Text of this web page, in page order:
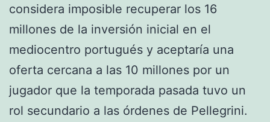
considera imposible recuperar los 16
millones de la inversión inicial en el
mediocentro portugués y aceptaría una
oferta cercana a las 10 millones por un
jugador que la temporada pasada tuvo un
rol secundario a las órdenes de Pellegrini.